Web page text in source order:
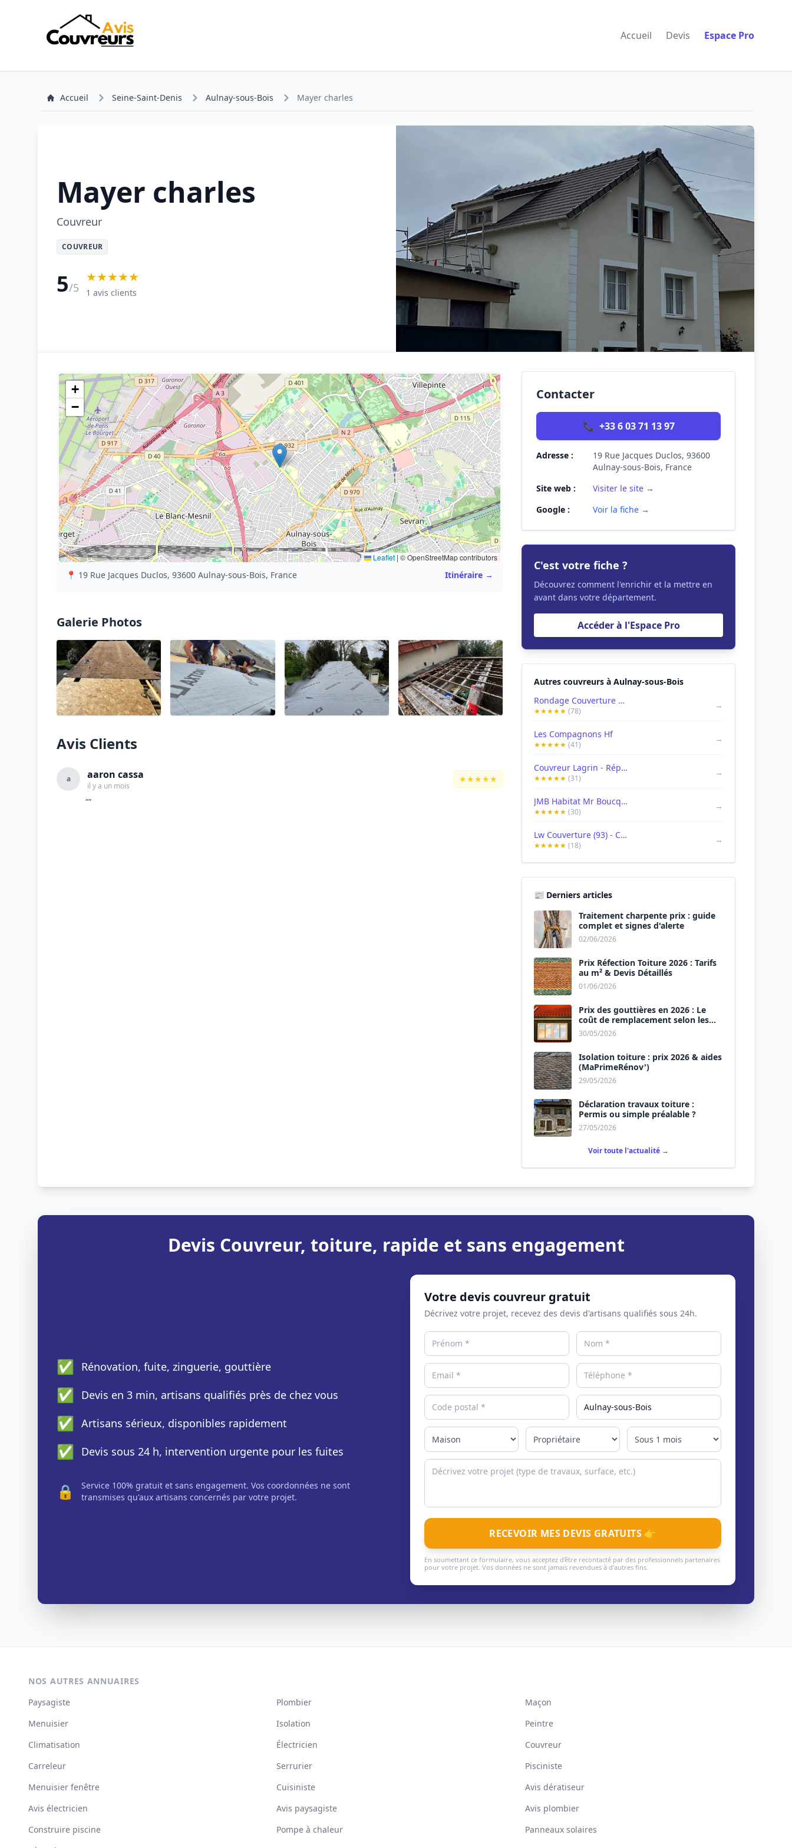
Accueil Devis Espace Pro
Accueil Seine-Saint-Denis Aulnay-sous-Bois Mayer charles
Mayer charles
Couvreur
COUVREUR
5/5
★★★★★
1 avis clients
+
−
Leaflet | © OpenStreetMap contributors
📍 19 Rue Jacques Duclos, 93600 Aulnay-sous-Bois, France Itinéraire →
Galerie Photos
Avis Clients
a aaron cassa
il y a un mois
★★★★★
""
Contacter
📞 +33 6 03 71 13 97
Adresse :
19 Rue Jacques Duclos, 93600
Aulnay-sous-Bois, France
Site web :
Visiter le site →
Google :
Voir la fiche →
C'est votre fiche ?
Découvrez comment l'enrichir et la mettre en
avant dans votre département.
Accéder à l'Espace Pro
Autres couvreurs à Aulnay-sous-Bois
Rondage Couverture | Maître Couvreur en Seine-Saint-Denis (93)
★★★★★(78)
→
Les Compagnons Hf
★★★★★(41)
→
Couvreur Lagrin - Réparation toiture - Rénovation toiture - Nettoyage toiture - Charpentier Aulnay 93
★★★★★(31)
→
JMB Habitat Mr Boucq Jean Marcelin
★★★★★(30)
→
Lw Couverture (93) - Couvreur Aulnay sous Bois
★★★★★(18)
→
📰 Derniers articles
Traitement charpente prix : guide
complet et signes d'alerte
02/06/2026
Prix Réfection Toiture 2026 : Tarifs
au m² & Devis Détaillés
01/06/2026
Prix des gouttières en 2026 : Le
coût de remplacement selon les
matériaux
30/05/2026
Isolation toiture : prix 2026 & aides
(MaPrimeRénov')
29/05/2026
Déclaration travaux toiture :
Permis ou simple préalable ?
27/05/2026
Voir toute l'actualité →
Devis Couvreur, toiture, rapide et sans engagement
✅ Rénovation, fuite, zinguerie, gouttière
✅ Devis en 3 min, artisans qualifiés près de chez vous
✅ Artisans sérieux, disponibles rapidement
✅ Devis sous 24 h, intervention urgente pour les fuites
🔒
Service 100% gratuit et sans engagement. Vos coordonnées ne sont
transmises qu'aux artisans concernés par votre projet.
Votre devis couvreur gratuit
Décrivez votre projet, recevez des devis d'artisans qualifiés sous 24h.
RECEVOIR MES DEVIS GRATUITS 👉
En soumettant ce formulaire, vous acceptez d'être recontacté par des professionnels partenaires
pour votre projet. Vos données ne sont jamais revendues à d'autres fins.
NOS AUTRES ANNUAIRES
Paysagiste
Plombier
Maçon
Menuisier
Isolation
Peintre
Climatisation
Électricien
Couvreur
Carreleur
Serrurier
Pisciniste
Menuisier fenêtre
Cuisiniste
Avis dératiseur
Avis électricien
Avis paysagiste
Avis plombier
Construire piscine
Pompe à chaleur
Panneaux solaires